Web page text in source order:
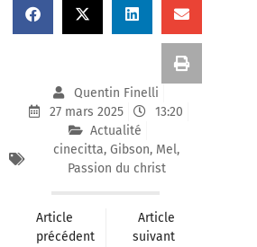
Quentin Finelli
27 mars 2025
13:20
Actualité
cinecitta, Gibson, Mel,
Passion du christ
Article
précédent
Article
suivant